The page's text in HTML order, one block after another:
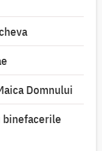
Domnului
binefacerile